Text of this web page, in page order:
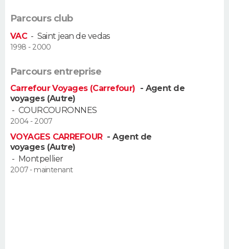
Bricolage
Lifestyle
Culture
Sport
Auto
Television
Voyage
Cinema
Parcours club
VAC- Saint jean de vedas
1998 - 2000
Parcours entreprise
Carrefour Voyages (Carrefour) - Agent de
voyages (Autre)
- COURCOURONNES
2004 - 2007
VOYAGES CARREFOUR - Agent de
voyages (Autre)
- Montpellier
2007 - maintenant